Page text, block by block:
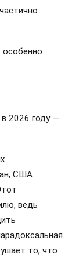
2026 году —
США
ведь
то, что